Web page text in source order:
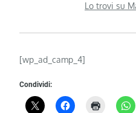
Lo trovi su
[wp_ad_camp_4]
Condividi: